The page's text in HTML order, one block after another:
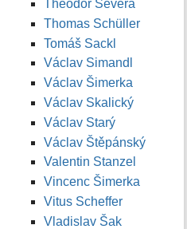
Theodor Severa
Thomas Schüller
Tomáš Sackl
Václav Simandl
Václav Šimerka
Václav Skalický
Václav Starý
Václav Štěpánský
Valentin Stanzel
Vincenc Šimerka
Vitus Scheffer
Vladislav Šak